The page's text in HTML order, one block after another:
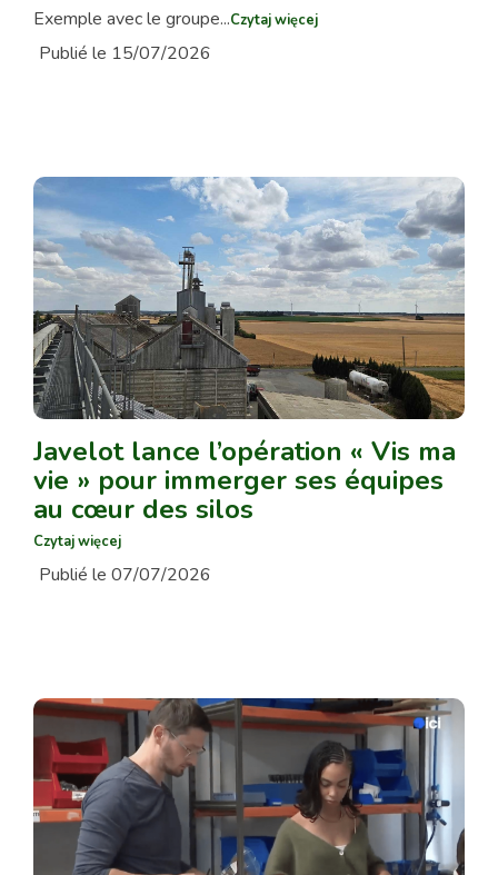
Exemple avec le groupe...Czytaj więcej
Publié le 15/07/2026
Javelot lance l’opération « Vis ma
vie » pour immerger ses équipes
au cœur des silos
Czytaj więcej
Publié le 07/07/2026